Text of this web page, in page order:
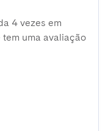
4 vezes em
uma avaliação